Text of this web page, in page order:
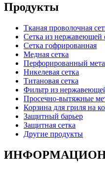
Продукты
Тканая проволочная
Сетка из нержавеющей
Сетка гофрированная
Медная сетка
Перфорированный
Никелевая сетка
Титановая сетка
Фильтр из
Просечно-вытяжные
Корзина для гриля на
Защитный барьер
Защитная сетка
Другие продукты